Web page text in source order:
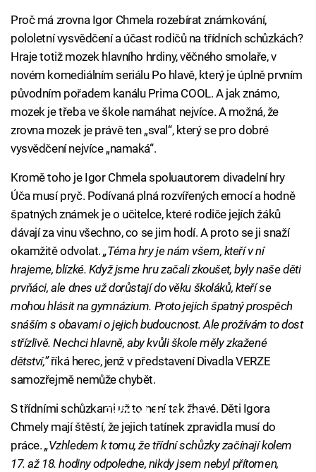
Proč má zrovna Igor Chmela rozebírat známkování,
pololetní vysvědčení a účast rodičů na třídních schůzkách?
Hraje totiž mozek hlavního hrdiny, věčného smolaře, v
novém komediálním seriálu Po hlavě, který je úplně prvním
původním pořadem kanálu Prima COOL. A jak známo,
mozek je třeba ve škole namáhat nejvíce. A možná, že
zrovna mozek je právě ten „sval“, který se pro dobré
vysvědčení nejvíce „namaká“.
Kromě toho je Igor Chmela spoluautorem divadelní hry
Úča musí pryč. Podívaná plná rozvířených emocí a hodně
špatných známek je o učitelce, které rodiče jejích žáků
dávají za vinu všechno, co se jim hodí. A proto se ji snaží
okamžitě odvolat. „Téma hry je nám všem, kteří v ní
hrajeme, blízké. Když jsme hru začali zkoušet, byly naše děti
prvňáci, ale dnes už dorůstají do věku školáků, kteří se
mohou hlásit na gymnázium. Proto jejich špatný prospěch
snáším s obavami o jejich budoucnost. Ale prožívám to dost
střízlivě. Nechci hlavně, aby kvůli škole měly zkažené
dětství,”říká herec, jenž v představení Divadla VERZE
samozřejmě nemůže chybět.
Failed to fetch
S třídními schůzkami už to není tak žhavé. Děti Igora
Chmely mají štěstí, že jejich tatínek zpravidla musí do
práce. „Vzhledem k tomu, že třídní schůzky začínají kolem
17. až 18. hodiny odpoledne, nikdy jsem nebyl přítomen,